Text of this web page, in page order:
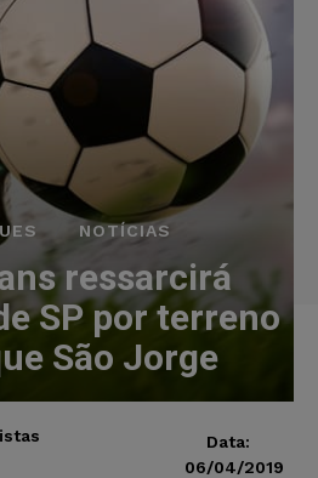
NOTÍCIAS
ressarcirá
SP por terreno
São Jorge
Data:
06/04/2019